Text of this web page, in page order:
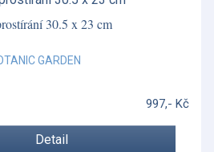
30.5 x 23 cm
GARDEN
997,- Kč
Detail